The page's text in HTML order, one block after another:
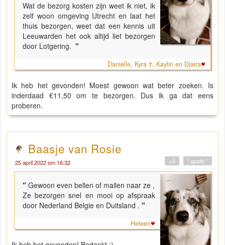
Wat de bezorg kosten zijn weet ik niet, ik
zelf woon omgeving Utrecht en laat het
thuis bezorgen, weet dat een kennis uit
Leeuwarden het ook altijd liet bezorgen
door Lotgering. "
Danielle, Kyra †, Kaylin en Djaira
Ik heb het gevonden! Moest gewoon wat beter zoeken. Is
inderdaad €11,50 om te bezorgen. Dus ik ga dat eens
proberen.
Baasje van Rosie
25 april 2022 om 16:32 " quote "
+0
" Gewoon even bellen of mailen naar ze ,
Ze bezorgen snel en mooi op afspraak
door Nederland Belgie en Duitsland . "
Heleen